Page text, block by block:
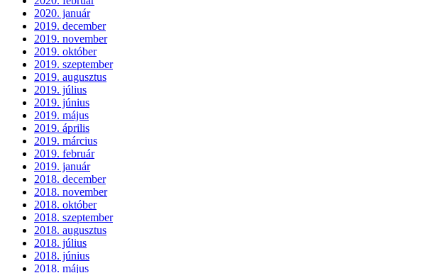
2020. január
2019. december
2019. november
2019. október
2019. szeptember
2019. augusztus
2019. július
2019. június
2019. május
2019. április
2019. március
2019. február
2019. január
2018. december
2018. november
2018. október
2018. szeptember
2018. augusztus
2018. július
2018. június
2018. május